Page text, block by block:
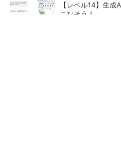
【レベル14】生
こなそう！